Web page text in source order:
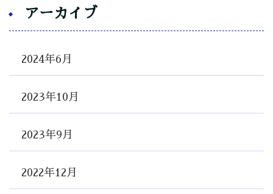
アーカイブ
2024年6月
2023年10月
2023年9月
2022年12月